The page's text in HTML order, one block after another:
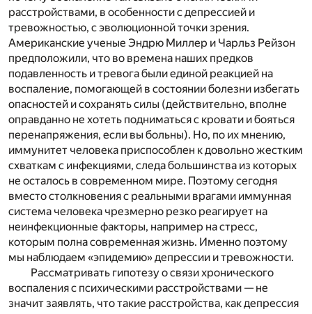
расстройствами, в особенности с депрессией и
тревожностью, с эволюционной точки зрения.
Американские ученые Эндрю Миллер и Чарльз Рейзон
предположили, что во времена наших предков
подавленность и тревога были единой реакцией на
воспаление, помогающей в состоянии болезни избегать
опасностей и сохранять силы (действительно, вполне
оправданно не хотеть подниматься с кровати и бояться
перенапряжения, если вы больны). Но, по их мнению,
иммунитет человека приспособлен к довольно жестким
схваткам с инфекциями, следа большинства из которых
не осталось в современном мире. Поэтому сегодня
вместо столкновения с реальными врагами иммунная
система человека чрезмерно резко реагирует на
неинфекционные факторы, например на стресс,
которым полна современная жизнь. Именно поэтому
мы наблюдаем «эпидемию» депрессии и тревожности.
Рассматривать гипотезу о связи хронического
воспаления с психическими расстройствами — не
значит заявлять, что такие расстройства, как депрессия